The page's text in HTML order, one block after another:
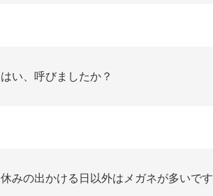
はい、呼びましたか？
休みの出かける日以外はメガネが多いです